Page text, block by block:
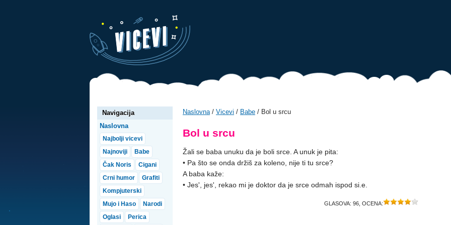
Naslovna/ Vicevi / Babe / Bol u srcu
Bol u srcu
Žali se baba unuku da je boli srce. A unuk je pita:
• Pa što se onda držiš za koleno, nije ti tu srce?
A baba kaže:
• Jes', jes', rekao mi je doktor da je srce odmah ispod si.e.
GLASOVA: 96 , OCENA:
Navigacija
Naslovna
Najbolji vicevi
Najnoviji
Babe
Čak Noris
Cigani
Crni humor
Grafiti
Kompjuterski
Mujo i Haso
Narodi
Oglasi
Perica